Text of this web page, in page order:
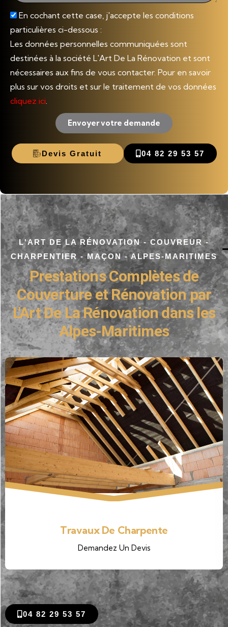
En cochant cette case, j'accepte les conditions
particulières ci-dessous :
Les données personnelles communiquées sont
destinées à la société L'Art De La Rénovation et sont
nécessaires aux fins de vous contacter. Pour en savoir
plus sur vos droits et sur le traitement de vos données
cliquez ici
Envoyer votre demande
Devis Gratuit 04 82 29 53 57
L'ART DE LA RÉNOVATION - COUVREUR -
CHARPENTIER - MAÇON - ALPES-MARITIMES
Prestations Complètes de
Couverture et Rénovation par
L'Art De La Rénovation dans les
Alpes-Maritimes
Travaux Isolation
Demandez Un Devis
04 82 29 53 57